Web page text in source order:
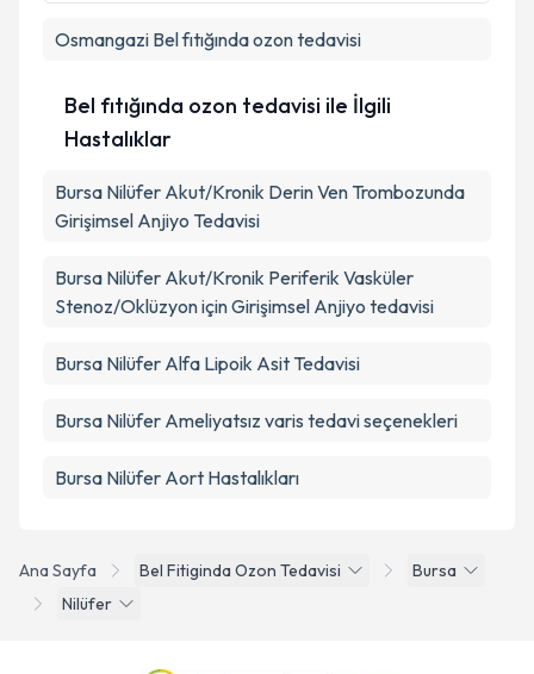
Ana Sayfa Bel Fitiginda Ozon Tedavisi
Bursa
Nilüfer
Osmangazi Bel fıtığında ozon tedavisi
Bel fıtığında ozon tedavisi ile İlgili
Hastalıklar
Bursa Nilüfer Akut/Kronik Derin Ven Trombozunda
Girişimsel Anjiyo Tedavisi
Bursa Nilüfer Akut/Kronik Periferik Vasküler
Stenoz/Oklüzyon için Girişimsel Anjiyo tedavisi
Bursa Nilüfer Alfa Lipoik Asit Tedavisi
Bursa Nilüfer Ameliyatsız varis tedavi seçenekleri
Bursa Nilüfer Aort Hastalıkları